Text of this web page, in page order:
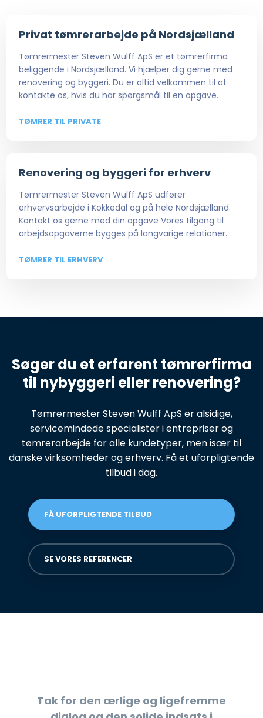
Privat tømrerarbejde på Nordsjælland
Tømrermester Steven Wulff ApS er et tømrerfirma
beliggende i Nordsjælland. Vi hjælper dig gerne med
renovering og byggeri. Du er altid velkommen til at
kontakte os, hvis du har spørgsmål til en opgave.
TØMRER TIL PRIVATE
Renovering og byggeri for erhverv
Tømrermester Steven Wulff ApS udfører
erhvervsarbejde i Kokkedal og på hele Nordsjælland.
Kontakt os gerne med din opgave Vores tilgang til
arbejdsopgaverne bygges på langvarige relationer.
TØMRER TIL ERHVERV​
Søger du et erfarent tømrerfirma
til nybyggeri eller renovering?
Tømrermester Steven Wulff ApS er alsidige,
servicemindede specialister i entrepriser og
tømrerarbejde for alle kundetyper, men især til
danske virksomheder og erhverv. Få et uforpligtende
tilbud i dag.
FÅ UFORPLIGTENDE TILBUD
SE VORES REFERENCER​
Tak for den ærlige og ligefremme